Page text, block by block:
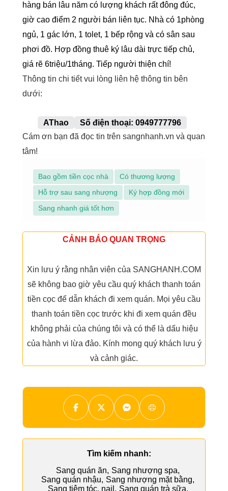
hàng bán lâu năm có lượng khách rất đông đúc,
giờ cao điểm 2 người bán liên tục. Nhà có 1phòng
ngủ, 1 gác lớn, 1 tolet, 1 bếp rộng và có sân sau
phơi đồ. Hợp đồng thuê ký lâu dài trực tiếp chủ,
giá rẽ 6triệu/1tháng. Tiếp người thiện chí!
Thông tin chi tiết vui lòng liên hệ thông tin bên
dưới:
AThao
Số điện thoại: 0949777796
Cám ơn bạn đã đọc tin trên sangnhanh.vn và quan
tâm!
Bao gồm tiền cọc nhà
Có thương lượng
Hỗ trợ sau sang nhượng
Ký hợp đồng mới
Sang nhanh giá tốt hơn
CẢNH BÁO QUAN TRỌNG
Xin lưu ý rằng nhân viên của SANGHANH.COM
sẽ không bao giờ yêu cầu quý khách thanh toán
tiền cọc để dẫn khách đi xem quán. Mọi yêu cầu
thanh toán tiền cọc trước khi đi xem quán đều
không phải của chúng tôi và có thể là dấu hiệu
của hành vi lừa đảo. Kính mong quý khách lưu ý
và cảnh giác.
Tìm kiếm nhanh:
Sang quán ăn, Sang nhượng spa,
Sang quán nhậu, Sang nhượng mặt bằng,
Sang tiệm tóc, nail , Sang quán trà sữa,